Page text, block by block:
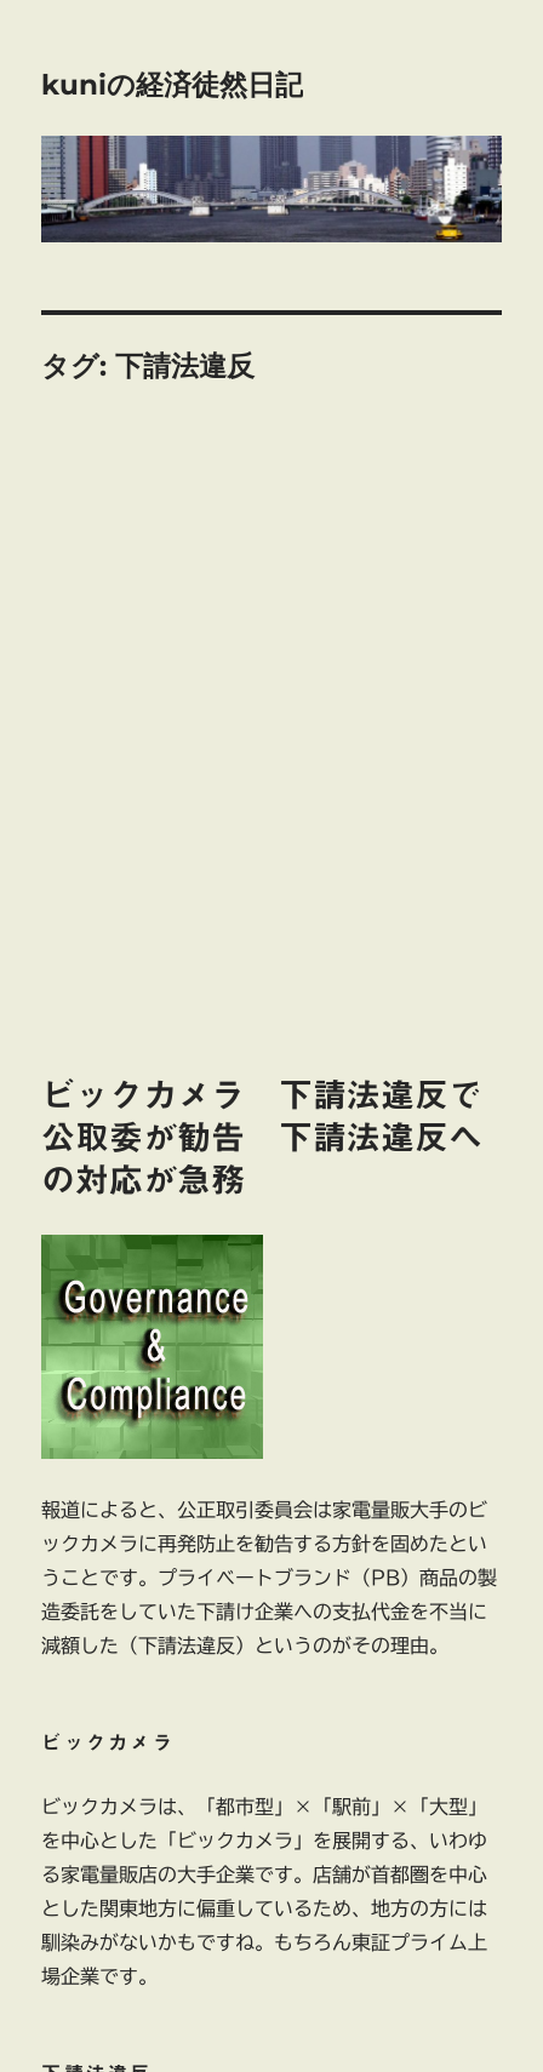
kuniの経済徒然日記
タグ:下請法違反
ビックカメラ 下請法違反で
公取委が勧告 下請法違反へ
の対応が急務
報道によると、公正取引委員会は家電量販大手のビ
ックカメラに再発防止を勧告する方針を固めたとい
うことです。プライベートブランド（PB）商品の製
造委託をしていた下請け企業への支払代金を不当に
減額した（下請法違反）というのがその理由。
ビックカメラ
ビックカメラは、「都市型」×「駅前」×「大型」
を中心とした「ビックカメラ」を展開する、いわゆ
る家電量販店の大手企業です。店舗が首都圏を中心
とした関東地方に偏重しているため、地方の方には
馴染みがないかもですね。もちろん東証プライム上
場企業です。